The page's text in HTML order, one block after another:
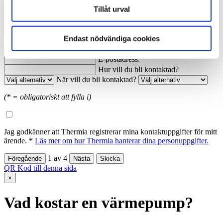
Tillåt urval
Endast nödvändiga cookies
Nuvarande årsförbrukning av energi:
Ort: *
Telefon dagtid: *
E-postadress: *
Hur vill du bli kontaktad?
När vill du bli kontaktad?
(* = obligatoriskt att fylla i)
Jag godkänner att Thermia registrerar mina kontaktuppgifter för mitt
ärende. * Läs mer om hur Thermia hanterar dina personuppgifter.
1 av 4
QR Kod till denna sida
×
Vad kostar en värmepump?